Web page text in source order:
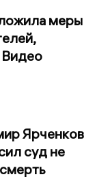
меры
Ярченков
суд не